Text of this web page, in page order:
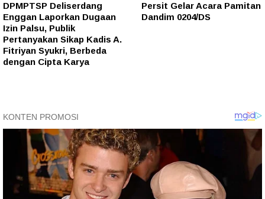
DPMPTSP Deliserdang
Enggan Laporkan Dugaan
Izin Palsu, Publik
Pertanyakan Sikap Kadis A.
Fitriyan Syukri, Berbeda
dengan Cipta Karya
Persit Gelar Acara Pamitan
Dandim 0204/DS